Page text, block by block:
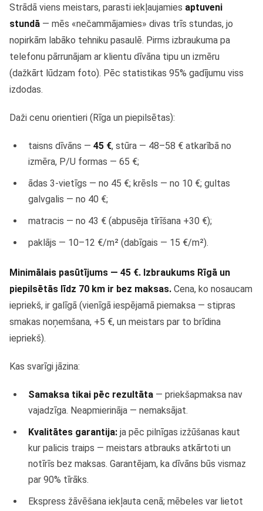
Strādā viens meistars, parasti iekļaujamies aptuveni
stundā — mēs «nečammājamies» divas trīs stundas, jo
nopirkām labāko tehniku pasaulē. Pirms izbraukuma pa
telefonu pārrunājam ar klientu dīvāna tipu un izmēru
(dažkārt lūdzam foto). Pēc statistikas 95% gadījumu viss
izdodas.
Daži cenu orientieri (Rīga un piepilsētas):
taisns dīvāns — 45 €, stūra — 48–58 € atkarībā no
izmēra, P/U formas — 65 €;
ādas 3-vietīgs — no 45 €; krēsls — no 10 €; gultas
galvgalis — no 40 €;
matracis — no 43 € (abpusēja tīrīšana +30 €);
paklājs — 10–12 €/m² (dabīgais — 15 €/m²).
Minimālais pasūtījums — 45 €. Izbraukums Rīgā un
piepilsētās līdz 70 km ir bez maksas. Cena, ko nosaucam
iepriekš, ir galīgā (vienīgā iespējamā piemaksa — stipras
smakas noņemšana, +5 €, un meistars par to brīdina
iepriekš).
Kas svarīgi jāzina:
Samaksa tikai pēc rezultāta — priekšapmaksa nav
vajadzīga. Neapmierināja — nemaksājat.
Kvalitātes garantija: ja pēc pilnīgas izžūšanas kaut
kur palicis traips — meistars atbrauks atkārtoti un
notīrīs bez maksas. Garantējam, ka dīvāns būs vismaz
par 90% tīrāks.
Ekspress žāvēšana iekļauta cenā; mēbeles var lietot